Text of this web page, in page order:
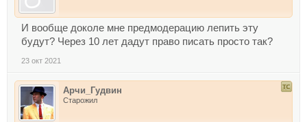
И вообще доколе мне предмодерацию лепить эту
будут? Через 10 лет дадут право писать просто так?
23 окт 2021
Арчи_Гудвин
Старожил